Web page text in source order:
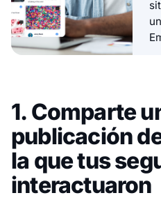
1. Comparte
publicación
la que tus
interactuaron